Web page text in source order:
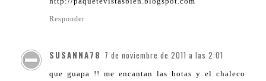
Responder
SUSANNA78 7 de noviembre de 2011 a las 2:01
que guapa !! me encantan las botas y el chaleco